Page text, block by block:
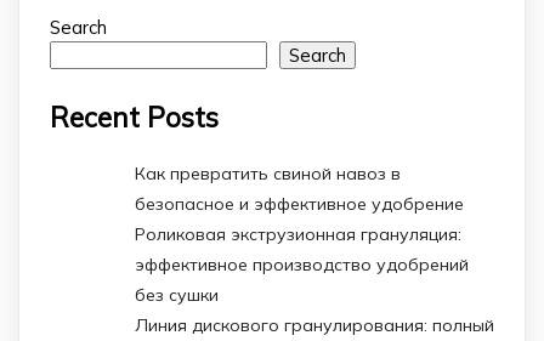
Search
Search
Recent Posts
Как превратить свиной навоз в
безопасное и эффективное удобрение
Роликовая экструзионная грануляция:
эффективное производство удобрений
без сушки
Линия дискового гранулирования: полный